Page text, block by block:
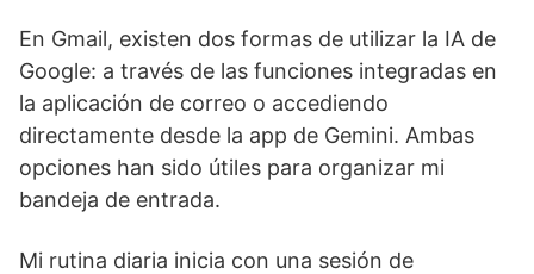
En Gmail, existen dos formas de utilizar la IA de
Google: a través de las funciones integradas en
la aplicación de correo o accediendo
directamente desde la app de Gemini. Ambas
opciones han sido útiles para organizar mi
bandeja de entrada.
Mi rutina diaria inicia con una sesión de